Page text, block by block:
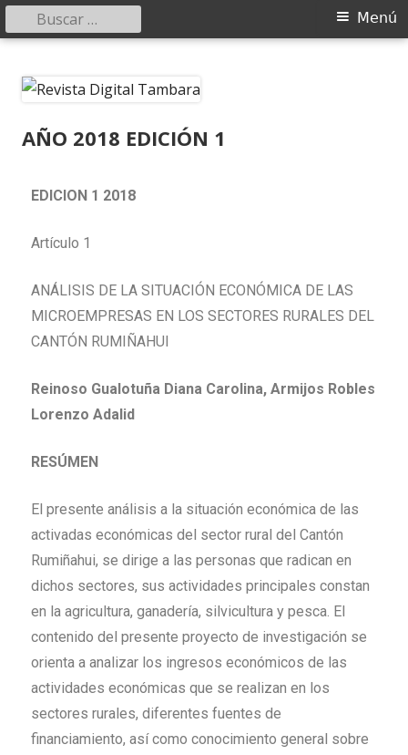
Menú
AÑO 2018 EDICIÓN 1
EDICION 1 2018
Artículo 1
ANÁLISIS DE LA SITUACIÓN ECONÓMICA DE LAS
MICROEMPRESAS EN LOS SECTORES RURALES DEL
CANTÓN RUMIÑAHUI
Reinoso Gualotuña Diana Carolina, Armijos Robles
Lorenzo Adalid
RESÚMEN
El presente análisis a la situación económica de las
activadas económicas del sector rural del Cantón
Rumiñahui, se dirige a las personas que radican en
dichos sectores, sus actividades principales constan
en la agricultura, ganadería, silvicultura y pesca. El
contenido del presente proyecto de investigación se
orienta a analizar los ingresos económicos de las
actividades económicas que se realizan en los
sectores rurales, diferentes fuentes de
financiamiento, así como conocimiento general sobre